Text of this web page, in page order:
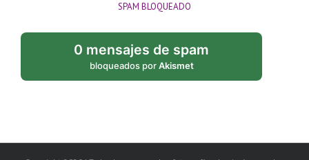
SPAM BLOQUEADO
0 mensajes de spam
bloqueados porAkismet